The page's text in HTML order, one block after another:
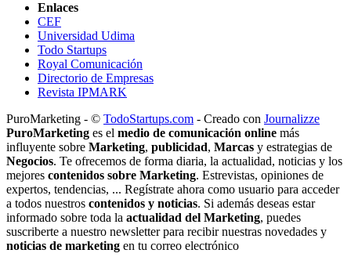
Enlaces
CEF
Universidad Udima
Todo Startups
Royal Comunicación
Directorio de Empresas
Revista IPMARK
PuroMarketing - © TodoStartups.com - Creado con Journalizze
PuroMarketing es el medio de comunicación online más
influyente sobre Marketing, publicidad, Marcas y estrategias de
Negocios. Te ofrecemos de forma diaria, la actualidad, noticias y los
mejores contenidos sobre Marketing. Estrevistas, opiniones de
expertos, tendencias, ... Regístrate ahora como usuario para acceder
a todos nuestros contenidos y noticias. Si además deseas estar
informado sobre toda la actualidad del Marketing, puedes
suscriberte a nuestro newsletter para recibir nuestras novedades y
noticias de marketing en tu correo electrónico